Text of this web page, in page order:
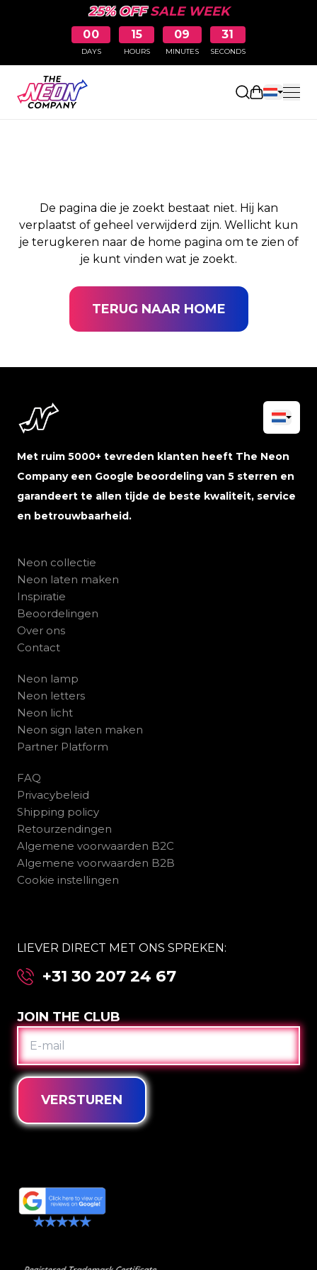
25% OFFSALE WEEK
00
DAYS
15
HOURS
09
MINUTES
31
SECONDS
PAGINA NIET
De pagina die je zoekt bestaat niet. Hij kan
verplaatst of geheel verwijderd zijn. Wellicht kun
je terugkeren naar de home pagina om te zien of
je kunt vinden wat je zoekt.
TERUG NAAR HOME
Met ruim 5000+ tevreden klanten heeft The Neon
Company een Google beoordeling van 5 sterren en
garandeert te allen tijde de beste kwaliteit, service
en betrouwbaarheid.
Neon collectie
Neon laten maken
Inspiratie
Beoordelingen
Over ons
Contact
Neon lamp
Neon letters
Neon licht
Neon sign laten maken
Partner Platform
FAQ
Privacybeleid
Shipping policy
Retourzendingen
Algemene voorwaarden B2C
Algemene voorwaarden B2B
Cookie instellingen
LIEVER DIRECT MET ONS SPREKEN:
+31 30 207 24 67
JOIN THE CLUB
E-
MAIL
VERSTUREN